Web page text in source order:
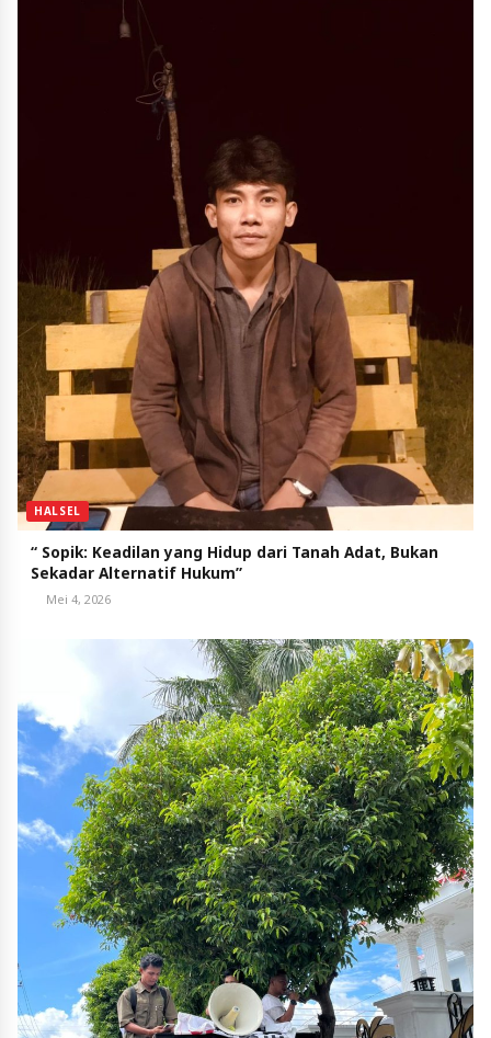
HALSEL
“ Sopik: Keadilan yang Hidup dari Tanah Adat, Bukan
Sekadar Alternatif Hukum”
Mei 4, 2026